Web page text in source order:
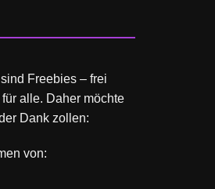
Freebies – frei
alle. Daher möchte
Dank zollen:
von: